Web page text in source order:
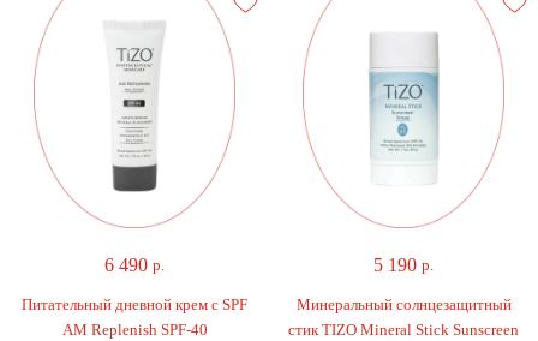
6 490 р.
Питательный дневной крем с SPF
AM Replenish SPF-40
5 190 р.
Минеральный солнцезащитный
стик TIZO Mineral Stick Sunscreen